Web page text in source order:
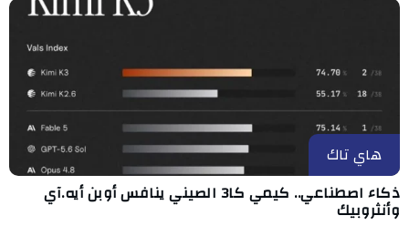
هاي تاك
ذكاء اصطناعي.. كيمي كا3 الصيني ينافس أوبن أيه.آي
وأنثروبيك